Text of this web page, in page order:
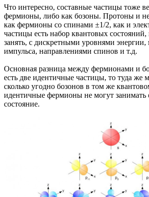
Что интересно, составные частицы тоже
фермионы, либо как бозоны. Протоны и
как фермионы со спинами ±1/2, как и
частицы есть набор квантовых
занять, с дискретными уровнями
импульса, направлениями спинов и т.д.
Основная разница между фермионами и
есть две идентичные частицы, то туда же
сколько угодно бозонов в том же
идентичные фермионы не могут занимать
состояние.